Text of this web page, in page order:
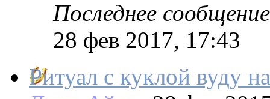
Последнее сообщение
28 фев 2017, 17:43
Ритуал с куклой вуду